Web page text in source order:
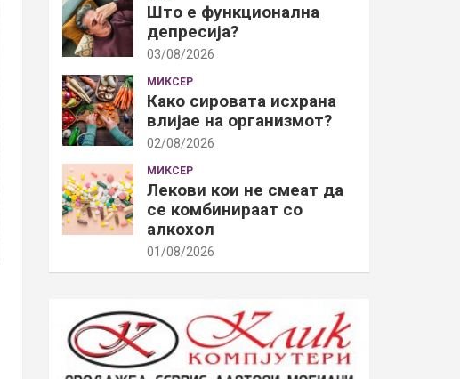
Што е функционална
депресија?
03/08/2026
МИКСЕР
Како сировата исхрана
влијае на организмот?
02/08/2026
МИКСЕР
Лекови кои не смеат да
се комбинираат со
алкохол
01/08/2026